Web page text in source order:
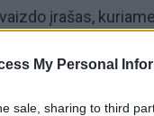
My Personal
sale, sharing to third
įrašas,
Įraše matyti, kaip
jo visas gyvenimas
nuo šeimininko.